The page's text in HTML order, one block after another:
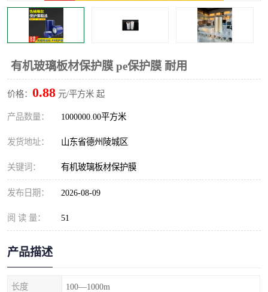
有机玻璃板材保护膜 pe保护膜 耐用
价格： 0.88 元/平方米 起
产品数量： 1000000.00平方米
发货地址： 山东省德州陵城区
关键词： 有机玻璃板材保护膜
发布日期： 2026-08-09
阅 读 量： 51
产品描述
长度 100—1000m
窗缝阻风胶带 铝板保护膜
不锈钢板保护膜 一次性隔离膜